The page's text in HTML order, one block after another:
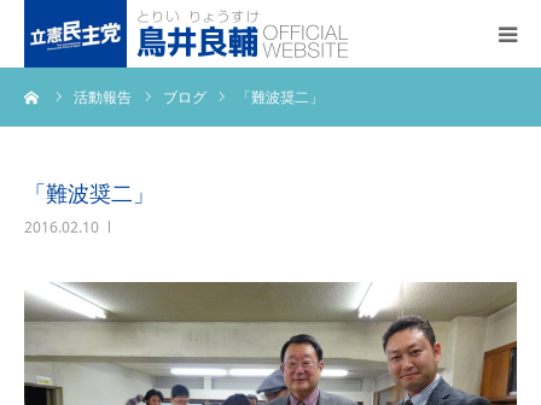
活動報告 ブログ 「難波奨二」
「難波奨二」
2016.02.10
トップページ
プロフィール
事務所アクセス
活動報告